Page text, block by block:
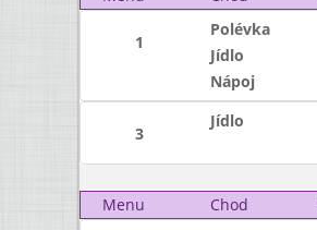
1
Polévka
Jídlo
Nápoj
3
Jídlo
Menu
Chod